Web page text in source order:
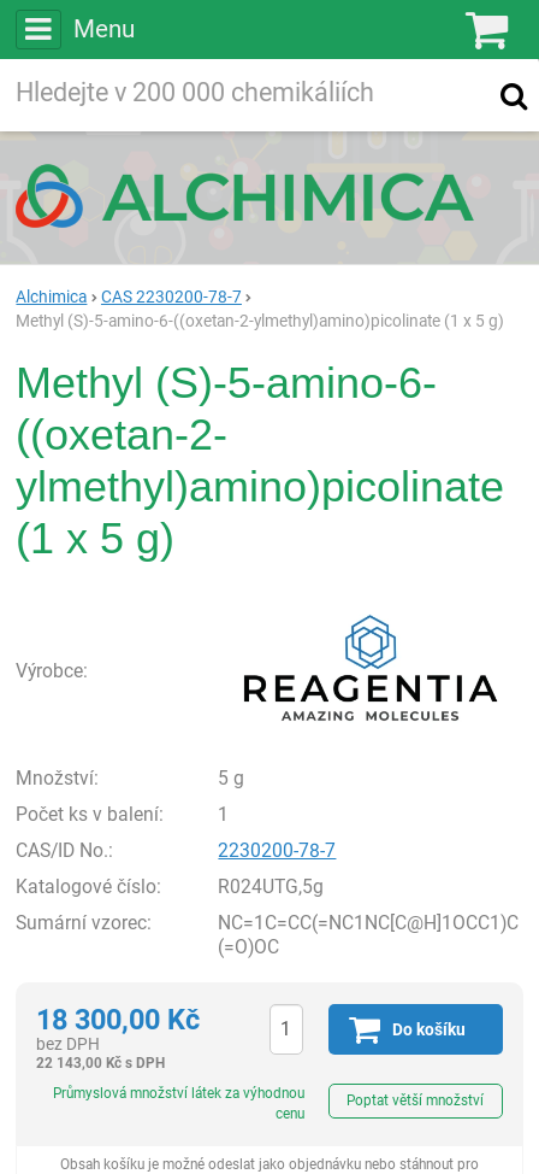
Menu
Vyhledávání
Alchimica
CAS 2230200-78-7
Methyl (S)-5-amino-6-((oxetan-2-ylmethyl)amino)picolinate (1 x 5 g)
Methyl (S)-5-amino-6-
((oxetan-2-
ylmethyl)amino)picolinate
(1 x 5 g)
Výrobce:
Množství:
5 g
Počet ks v balení:
1
CAS/ID No.:
2230200-78-7
Katalogové číslo:
R024UTG,5g
Sumární vzorec:
NC=1C=CC(=NC1NC[C@H]1OCC1)C
(=O)OC
18 300,00 Kč
bez DPH
22 143,00Kč s DPH
Do košíku
Průmyslová množství látek za výhodnou
cenu
Poptat větší množství
Obsah košíku je možné odeslat jako objednávku nebo stáhnout pro